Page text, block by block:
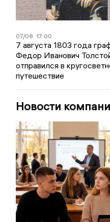
07/08 17:00
7 августа 1803 года
Федор Иванович
отправился в
путешествие
Новости